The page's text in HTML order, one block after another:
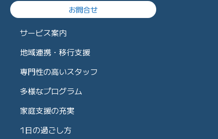
お問合せ
サービス案内
地域連携・移行支援
専門性の高いスタッフ
多様なプログラム
家庭支援の充実
1日の過ごし方